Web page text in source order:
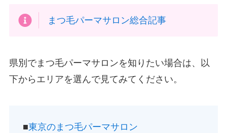
まつ毛パーマサロン総合記事
県別でまつ毛パーマサロンを知りたい場合は、以
下からエリアを選んで見てみてください。
■東京のまつ毛パーマサロン